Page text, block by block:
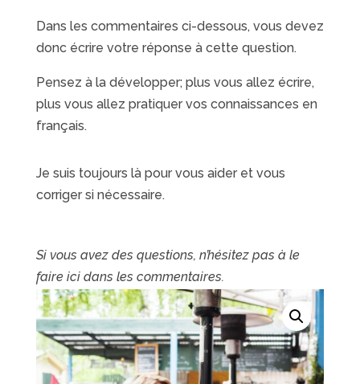
Dans les commentaires ci-dessous, vous devez
donc écrire votre réponse à cette question.
Pensez à la développer; plus vous allez écrire,
plus vous allez pratiquer vos connaissances en
français.
Je suis toujours là pour vous aider et vous
corriger si nécessaire.
Si vous avez des questions, n’hésitez pas à le
faire ici dans les commentaires.